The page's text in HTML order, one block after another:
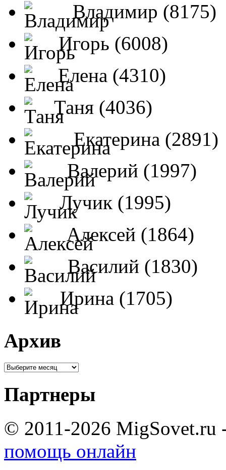
Владимир (8175)
Игорь (6008)
Елена (4310)
Таня (4036)
Екатерина (2891)
Валерий (1997)
Лучик (1995)
Алексей (1864)
Василий (1830)
Ирина (1705)
Архив
Партнеры
© 2011-2026 MigSovet.ru
помощь онлайн